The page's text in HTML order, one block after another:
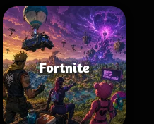
Fortnite